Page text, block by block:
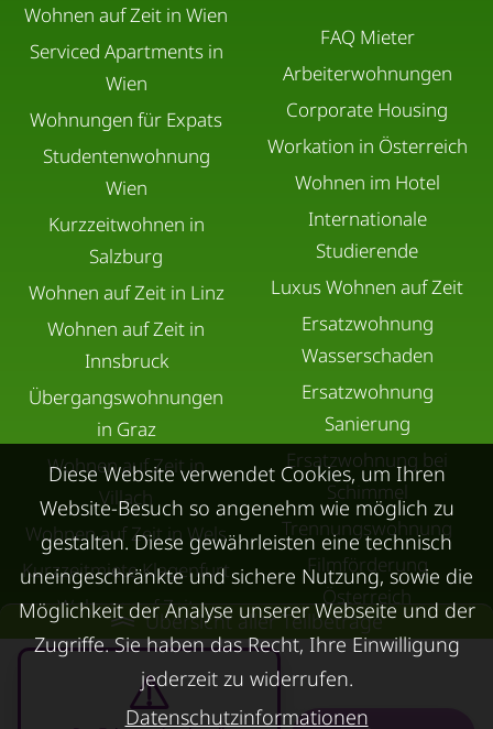
Übersicht aller Teilbeträge
Wohnen auf Zeit in Wien
Serviced Apartments in
Wien
Wohnungen für Expats
Studentenwohnung
Wien
Kurzzeitwohnen in
Salzburg
Wohnen auf Zeit in Linz
Wohnen auf Zeit in
Innsbruck
Übergangswohnungen
in Graz
Wohnen auf Zeit in
Villach
Wohnen auf Zeit in Wels
Kurzzeitmiete Klagenfurt
Wohnen auf Zeit
Dornbirn
Kurzzeitmiete
Deutschland
FAQ Mieter
Arbeiterwohnungen
Corporate Housing
Workation in Österreich
Wohnen im Hotel
Internationale
Studierende
Luxus Wohnen auf Zeit
Ersatzwohnung
Wasserschaden
Ersatzwohnung
Sanierung
Ersatzwohnung bei
Schimmel
Trennungswohnung
Filmförderung
Österreich
Diese Website verwendet Cookies, um Ihren
Website-Besuch so angenehm wie möglich zu
gestalten. Diese gewährleisten eine technisch
uneingeschränkte und sichere Nutzung, sowie die
Möglichkeit der Analyse unserer Webseite und der
Zugriffe. Sie haben das Recht, Ihre Einwilligung
jederzeit zu widerrufen.
Datenschutzinformationen